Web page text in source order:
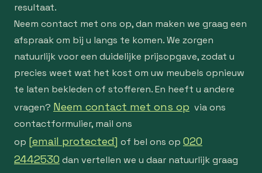
resultaat.
Neem contact met ons op, dan maken we graag een
afspraak om bij u langs te komen. We zorgen
natuurlijk voor een duidelijke prijsopgave, zodat u
precies weet wat het kost om uw meubels opnieuw
te laten bekleden of stofferen. En heeft u andere
vragen? Neem contact met ons op via ons
contactformulier, mail ons
op [email protected] of bel ons op 020
2442530 dan vertellen we u daar natuurlijk graag